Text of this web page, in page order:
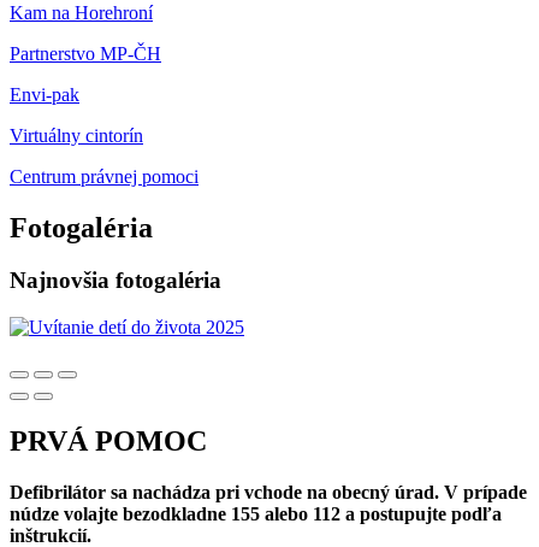
Kam na Horehroní
Partnerstvo MP-ČH
Envi-pak
Virtuálny cintorín
Centrum právnej pomoci
Fotogaléria
Najnovšia fotogaléria
PRVÁ POMOC
Defibrilátor sa nachádza pri vchode na obecný úrad. V prípade
núdze volajte bezodkladne 155 alebo 112 a postupujte podľa
inštrukcií.